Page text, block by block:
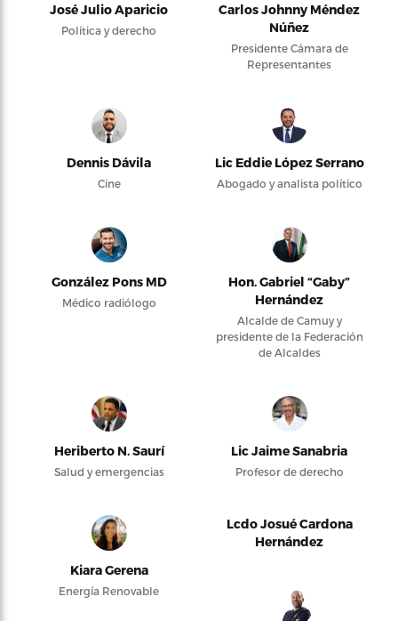
José Julio Aparicio
Política y derecho
Carlos Johnny Méndez
Núñez
Presidente Cámara de
Representantes
Dennis Dávila
Cine
Lic Eddie López Serrano
Abogado y analista político
González Pons MD
Médico radiólogo
Hon. Gabriel “Gaby”
Hernández
Alcalde de Camuy y
presidente de la Federación
de Alcaldes
Heriberto N. Saurí
Salud y emergencias
Lic Jaime Sanabria
Profesor de derecho
Kiara Gerena
Energía Renovable
Lcdo Josué Cardona
Hernández